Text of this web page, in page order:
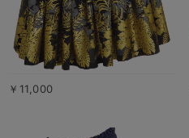
￥11,000